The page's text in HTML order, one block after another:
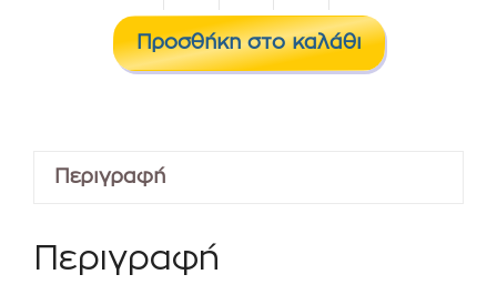
Caramel
3mg
Προσθήκη στο καλάθι
Περιγραφή
Περιγραφή